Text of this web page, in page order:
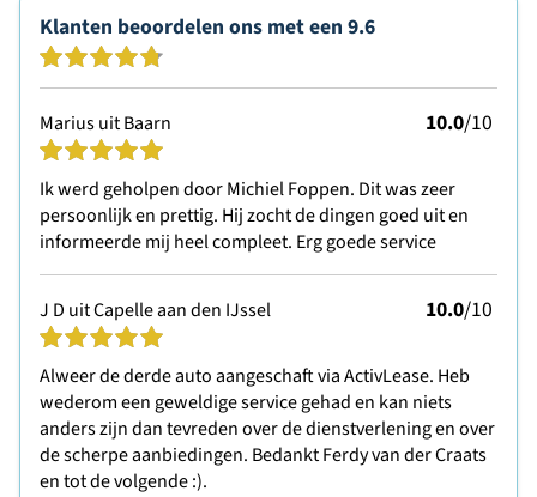
Klanten beoordelen ons met een 9.6
Marius uit Baarn 10.0/10
Ik werd geholpen door Michiel Foppen. Dit was zeer
persoonlijk en prettig. Hij zocht de dingen goed uit en
informeerde mij heel compleet. Erg goede service
J D uit Capelle aan den IJssel 10.0/10
Alweer de derde auto aangeschaft via ActivLease. Heb
wederom een geweldige service gehad en kan niets
anders zijn dan tevreden over de dienstverlening en over
de scherpe aanbiedingen. Bedankt Ferdy van der Craats
en tot de volgende :).